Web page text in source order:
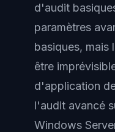
d'audit
paramètres
basiques, mais
être
d'application
l'audit avancé
Windows